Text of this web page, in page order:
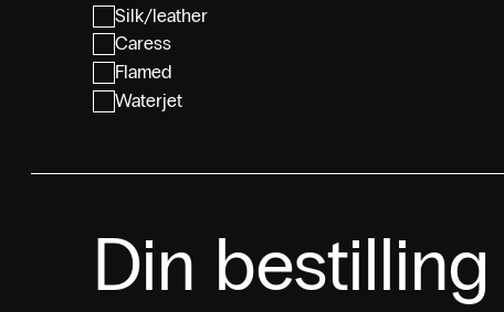
Silk/leather
Caress
Flamed
Waterjet
Din bestilling